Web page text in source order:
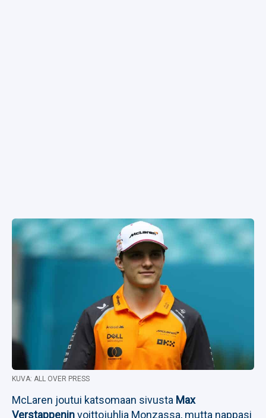
KUVA: ALL OVER PRESS
McLaren joutui katsomaan sivusta Max
Verstappeninvoittojuhlia Monzassa, mutta nappasi